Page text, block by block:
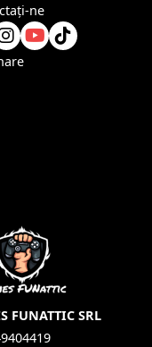
ne
FUNATTIC SRL